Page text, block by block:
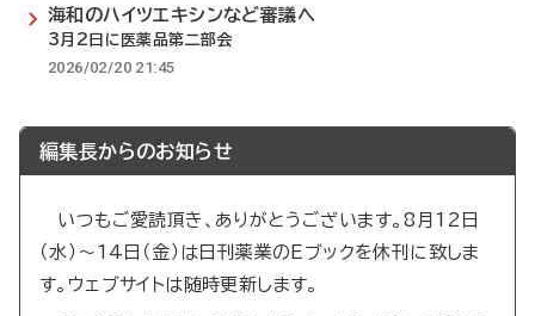
海和のハイツエキシンなど審議へ
3月2日に医薬品第二部会
2026/02/20 21:45
編集長からのお知らせ
いつもご愛読頂き、ありがとうございます。8月12日
（水）～14日（金）は日刊薬業のEブックを休刊に致しま
す。ウェブサイトは随時更新します。